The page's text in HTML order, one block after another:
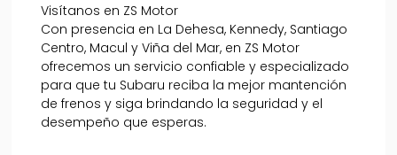
Visítanos en ZS Motor
Con presencia en La Dehesa, Kennedy, Santiago
Centro, Macul y Viña del Mar, en ZS Motor
ofrecemos un servicio confiable y especializado
para que tu Subaru reciba la mejor mantención
de frenos y siga brindando la seguridad y el
desempeño que esperas.